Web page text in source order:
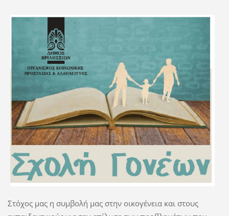
Στόχος μας η συμβολή μας στην οικογένεια και στους